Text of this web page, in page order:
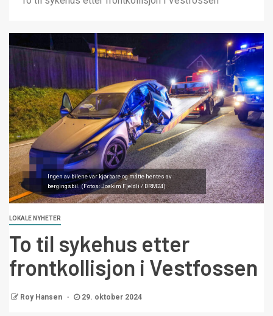
Ingen av bilene var kjørbare og måtte hentes av
bergingsbil. (Fotos: Joakim Fjeldli / DRM24)
LOKALE NYHETER
To til sykehus etter
frontkollisjon i Vestfossen
Roy Hansen 29. oktober 2024